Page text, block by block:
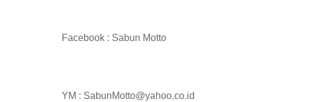
Facebook : Sabun Motto
YM : SabunMotto@yahoo.co.id